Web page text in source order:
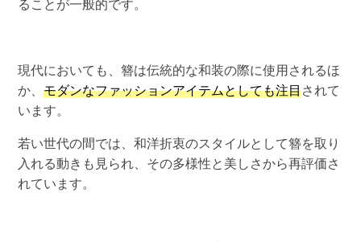
ることが一般的です。
現代においても、簪は伝統的な和装の際に使用されるほ
か、モダンなファッションアイテムとしても注目されて
います。
若い世代の間では、和洋折衷のスタイルとして簪を取り
入れる動きも見られ、その多様性と美しさから再評価さ
れています。